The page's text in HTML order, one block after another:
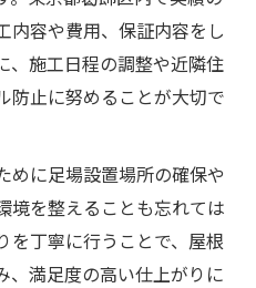
内容や費用、保証内容をし
、施工日程の調整や近隣住
防止に努めることが大切で
めに足場設置場所の確保や
境を整えることも忘れては
を丁寧に行うことで、屋根
、満足度の高い仕上がりに